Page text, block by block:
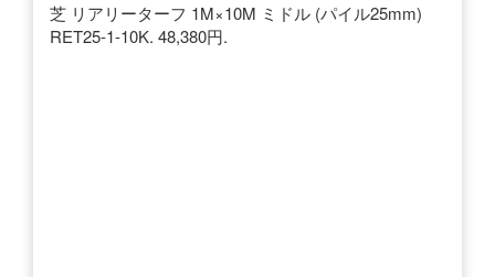
芝 リアリーターフ 1M×10M ミドル (パイル25mm)
RET25-1-10K. 48,380円.